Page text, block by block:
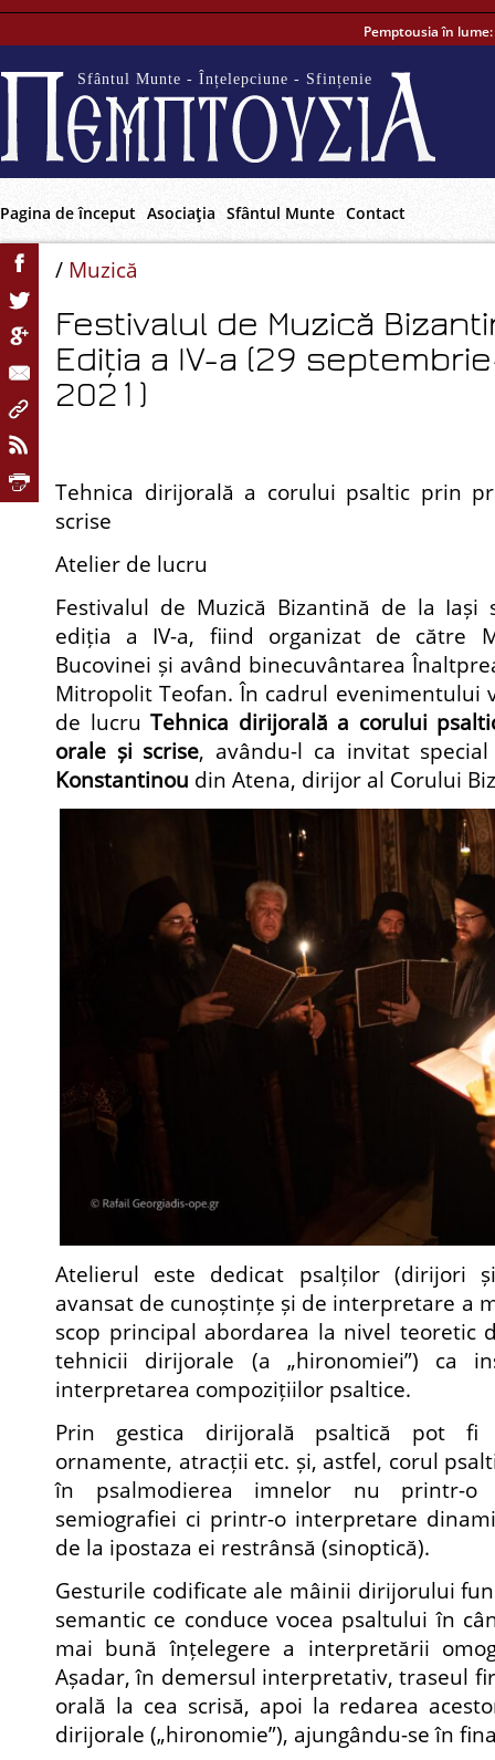
Pemptousia în lume:
Sfântul Munte - Înțelepciune - Sfințenie
Pagina de început Asociaţia Sfântul Munte Contact
/ Muzică
Festivalul de Muzică
Ediția a IV-a (29
2021)
Tehnica dirijorală a corului psaltic prin
scrise
Atelier de lucru
Festivalul de Muzică Bizantină de la
ediția a IV-a, fiind organizat de către
Bucovinei și având binecuvântarea
Mitropolit Teofan. În cadrul evenimentului
de lucruTehnica dirijorală a corului
orale și scrise, avându-l ca invitat
Konstantinou din Atena, dirijor al Corului
Atelierul este dedicat psalților (dirijori
avansat de cunoștințe și de interpretare a
scop principal abordarea la nivel teoretic
tehnicii dirijorale (a „hironomiei”) ca
interpretarea compozițiilor psaltice.
Prin gestica dirijorală psaltică pot fi
ornamente, atracții etc. și, astfel, corul
în psalmodierea imnelor nu printr-o
semiografiei ci printr-o interpretare
de la ipostaza ei restrânsă (sinoptică).
Gesturile codificate ale mâinii dirijorului
semantic ce conduce vocea psaltului în
mai bună înțelegere a interpretării
Așadar, în demersul interpretativ, traseul
orală la cea scrisă, apoi la redarea
dirijorale („hironomie”), ajungându-se în